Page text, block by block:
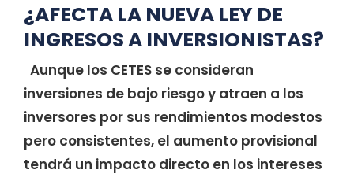
¿AFECTA LA NUEVA LEY DE
INGRESOS A INVERSIONISTAS?
Aunque los CETES se consideran
inversiones de bajo riesgo y atraen a los
inversores por sus rendimientos modestos
pero consistentes, el aumento provisional
tendrá un impacto directo en los intereses